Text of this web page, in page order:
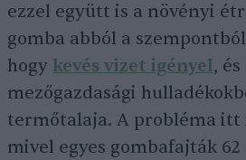
ezzel együtt is a növényi
gomba abból a
hogy kevés vizet igényel,
mezőgazdasági
termőtalaja. A probléma itt
mivel egyes gombafajták 62